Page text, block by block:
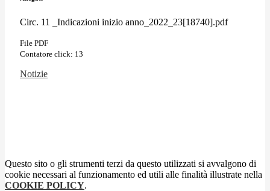
Circ. 11 _Indicazioni inizio anno_2022_23[18740].pdf
File PDF
Contatore click: 13
Notizie
Questo sito o gli strumenti terzi da questo utilizzati si avvalgono di
cookie necessari al funzionamento ed utili alle finalità illustrate nella
COOKIE POLICY.